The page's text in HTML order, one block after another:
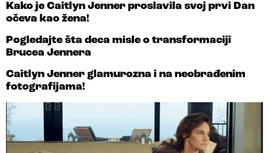
Kako je Caitlyn Jenner proslavila svoj prvi Dan
očeva kao žena!
Pogledajte šta deca misle o transformaciji
Brucea Jennera
Caitlyn Jenner glamurozna i na neobrađenim
fotografijama!